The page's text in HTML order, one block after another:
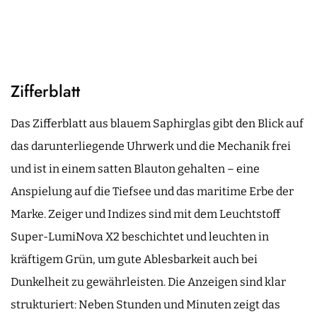
Zifferblatt
Das Zifferblatt aus blauem Saphirglas gibt den Blick auf
das darunterliegende Uhrwerk und die Mechanik frei
und ist in einem satten Blauton gehalten – eine
Anspielung auf die Tiefsee und das maritime Erbe der
Marke. Zeiger und Indizes sind mit dem Leuchtstoff
Super-LumiNova X2 beschichtet und leuchten in
kräftigem Grün, um gute Ablesbarkeit auch bei
Dunkelheit zu gewährleisten. Die Anzeigen sind klar
strukturiert: Neben Stunden und Minuten zeigt das